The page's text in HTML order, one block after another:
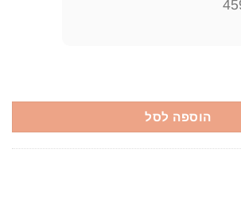
הוספה לסל